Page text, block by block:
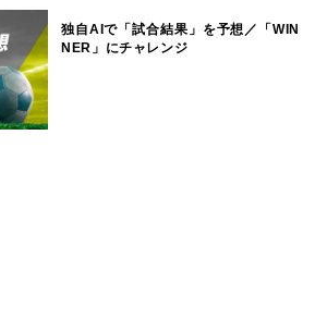
独自AIで「試合結果」を予想／「WIN
NER」にチャレンジ